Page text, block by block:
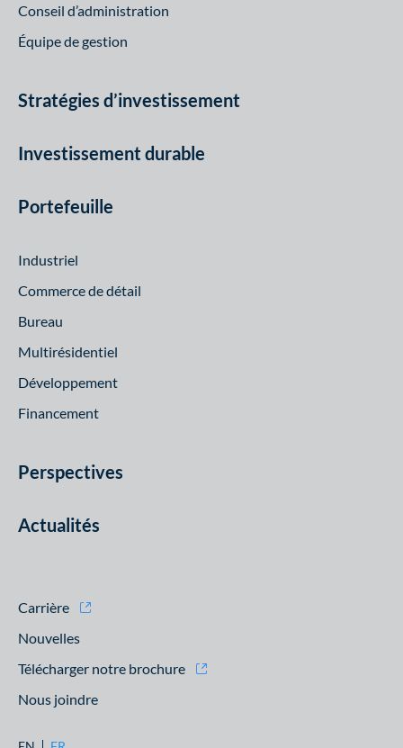
Conseil d’administration
Équipe de gestion
Stratégies d’investissement
Investissement durable
Portefeuille
Industriel
Commerce de détail
Bureau
Multirésidentiel
Développement
Financement
Perspectives
Actualités
Carrière
Nouvelles
Télécharger notre brochure
Nous joindre